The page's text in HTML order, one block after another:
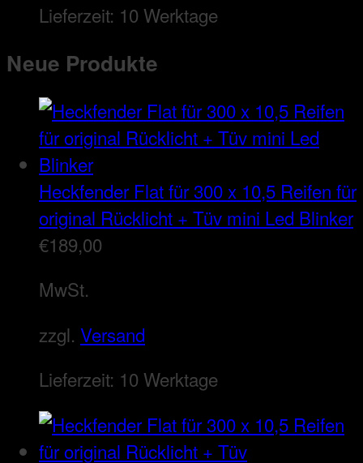
Lieferzeit: 10 Werktage
Neue Produkte
Heckfender Flat für 300 x 10,5 Reifen für
original Rücklicht + Tüv mini Led Blinker
€189,00
MwSt.
zzgl. Versand
Lieferzeit: 10 Werktage